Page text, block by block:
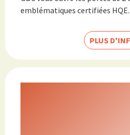
emblématiques certifiées HQE.
PLUS